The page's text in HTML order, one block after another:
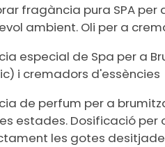
fragància pura SPA
ambient. Oli per a
especial de Spa per a
i cremadors d'essències
de perfum per a
estades. Dosificació
les gotes